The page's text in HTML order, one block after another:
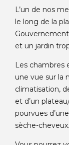
L’un de nos
le long de la
et un jardin
Les chambres
une vue sur la
climatisation,
et d’un
pourvues
sèche-cheveux.